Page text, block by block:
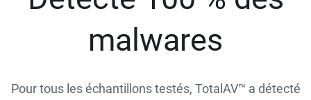
malwares
Pour tous les échantillons testés, TotalAV™ a détecté